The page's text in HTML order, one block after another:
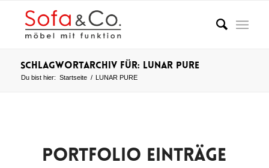
Schlagwortarchiv für: LUNAR PURE
Du bist hier: Startseite / LUNAR PURE
PORTFOLIO EINTRÄGE